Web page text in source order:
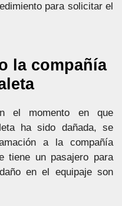
para solicitar el
la compañía
el momento en que
ha sido dañada, se
a la compañía
tiene un pasajero para
en el equipaje son